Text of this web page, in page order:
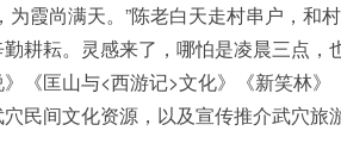
为霞尚满天。”陈老白天走村串户，和
耕耘。灵感来了，哪怕是凌晨三点，
》《匡山与<西游记>文化》《新笑林
民间文化资源，以及宣传推介武穴旅